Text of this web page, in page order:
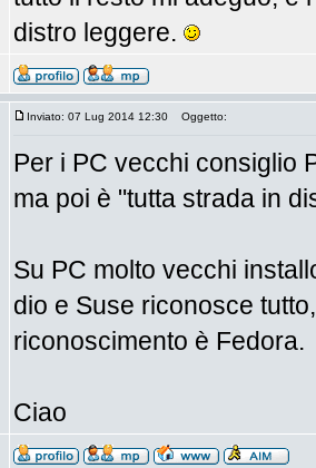
distro leggere.
Inviato: 07 Lug 2014 12:30 Oggetto:
Per i PC vecchi consiglio
ma poi è "tutta strada in
Su PC molto vecchi
dio e Suse riconosce
riconoscimento è Fedora.
Ciao